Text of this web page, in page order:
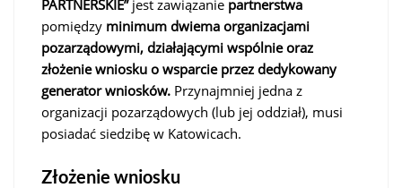
PARTNERSKIE”jest zawiązanie partnerstwa
pomiędzy minimum dwiema organizacjami
pozarządowymi, działającymi wspólnie oraz
złożenie wniosku o wsparcie przez dedykowany
generator wniosków. Przynajmniej jedna z
organizacji pozarządowych (lub jej oddział), musi
posiadać siedzibę w Katowicach.
Złożenie wniosku